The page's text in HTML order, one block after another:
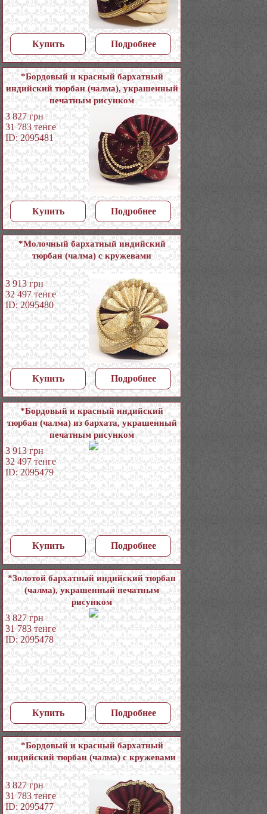
Купить Подробнее
*Бордовый и красный бархатный
индийский тюрбан (чалма), украшенный
печатным рисунком
3 827 грн
31 783 тенге
ID: 2095481
Купить Подробнее
*Молочный бархатный индийский
тюрбан (чалма) с кружевами
3 913 грн
32 497 тенге
ID: 2095480
Купить Подробнее
*Бордовый и красный индийский
тюрбан (чалма) из бархата, украшенный
печатным рисунком
3 913 грн
32 497 тенге
ID: 2095479
Купить Подробнее
*Золотой бархатный индийский тюрбан
(чалма), украшенный печатным
рисунком
3 827 грн
31 783 тенге
ID: 2095478
Купить Подробнее
*Бордовый и красный бархатный
индийский тюрбан (чалма) с кружевами
3 827 грн
31 783 тенге
ID: 2095477